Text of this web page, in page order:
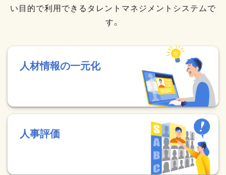
い目的で利用できるタレントマネジメントシステムで
す。
人材情報の一元化
人事評価